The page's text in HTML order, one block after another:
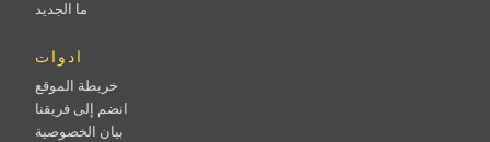
ما الجديد
ادوات
خريطة الموقع
انضم إلى فريقنا
بيان الخصوصية